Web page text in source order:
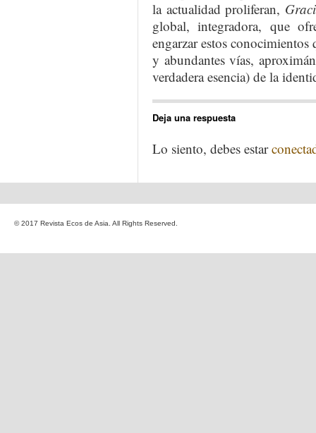
la actualidad proliferan,
global, integradora, que
engarzar estos conocimientos
y abundantes vías,
verdadera esencia) de la
Deja una respuesta
Lo siento, debes estar
© 2017 Revista Ecos de Asia. All Rights Reserved.